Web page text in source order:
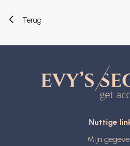
Terug
Nuttige
Mijn